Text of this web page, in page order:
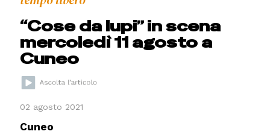
“Cose da lupi” in scena
mercoledì 11 agosto a
Cuneo
02 agosto 2021
Cuneo